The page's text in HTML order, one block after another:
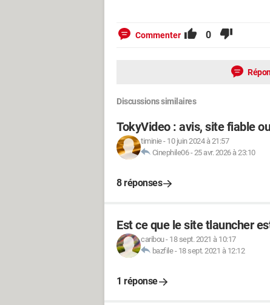
Commenter 0
Discussions similaires
TokyVideo : avis, site fiable
timinie- 10 juin 2024 à 21:57
Cinephile06-25 avr. 2026 à 23:10
8 réponses
Est ce que le site tlauncher
caribou- 18 sept. 2021 à 10:17
bazfile- 18 sept. 2021 à 12:12
1 réponse